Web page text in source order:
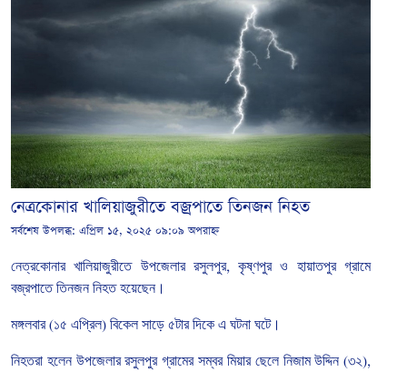
নেত্রকোনার খালিয়াজুরীতে বজ্রপাতে তিনজন নিহত
সর্বশেষ উপলব্ধ: এপ্রিল ১৫, ২০২৫ ০৯:০৯ অপরাহ্ন
নেত্রকোনার খালিয়াজুরীতে উপজেলার রসুলপুর,কৃষ্ণপুর ও হায়াতপুর গ্রামে
বজ্রপাতে তিনজন নিহত হয়েছেন।
মঙ্গলবার(১৫ এপ্রিল) বিকেল সাড়ে ৫টার দিকে এ ঘটনা ঘটে।
নিহতরা হলেন উপজেলার রসুলপুর গ্রামের সম্বর মিয়ার ছেলে নিজাম উদ্দিন(৩২),